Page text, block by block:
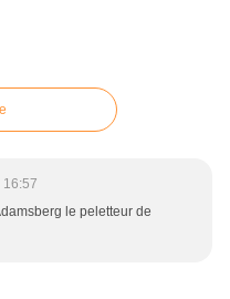
le peletteur de